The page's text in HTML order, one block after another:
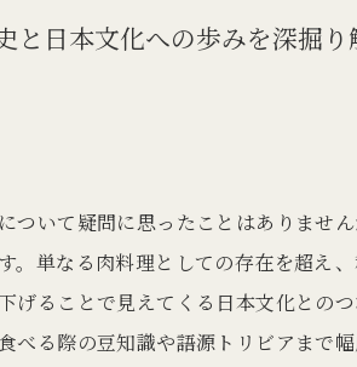
と日本文化への歩みを深掘り
ついて疑問に思ったことはありませ
。単なる肉料理としての存在を超え
げることで見えてくる日本文化との
べる際の豆知識や語源トリビアまで